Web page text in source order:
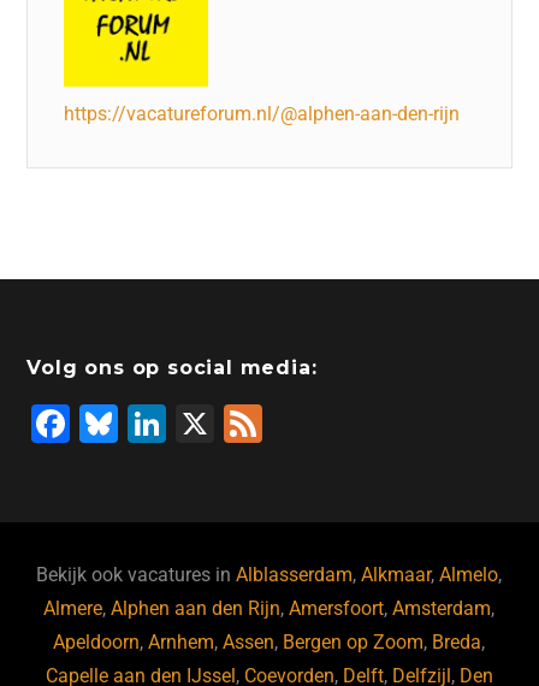
https://vacatureforum.nl/@alphen-aan-den-rijn
Volg ons op social media:
F
b
o
o
Bl
ky
Li
dI
n
X
Bekijk ook vacatures inAlblasserdam,Alkmaar,Almelo,
Almere,Alphen aan den Rijn,Amersfoort,Amsterdam,
Apeldoorn,Arnhem,Assen, Bergen op Zoom, Breda,
Capelle aan den IJssel, Coevorden, Delft, Delfzijl, Den